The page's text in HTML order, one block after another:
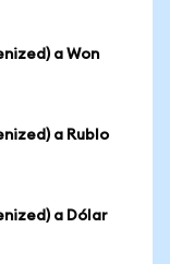
a Won
a Rublo
a Dólar